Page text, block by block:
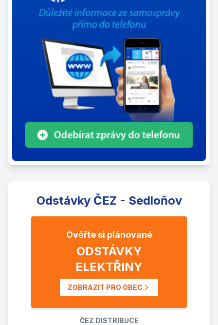
Odstávky ČEZ - Sedloňov
Ověřte si plánované
ODSTÁVKY
ELEKTŘINY
ZOBRAZIT PRO OBEC
ČEZ DISTRIBUCE